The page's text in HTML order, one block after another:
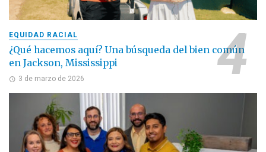
EQUIDAD RACIAL
¿Qué hacemos aquí? Una búsqueda del bien común
en Jackson, Mississippi
3 de marzo de 2026